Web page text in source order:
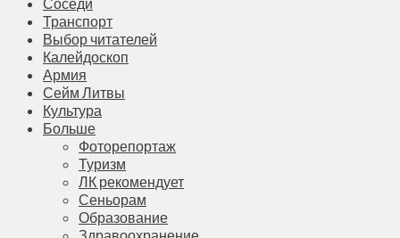
Транспорт
Выбор читателей
Калейдоскоп
Армия
Сейм Литвы
Культура
Больше
Фоторепортаж
Туризм
ЛК рекомендует
Сеньорам
Образование